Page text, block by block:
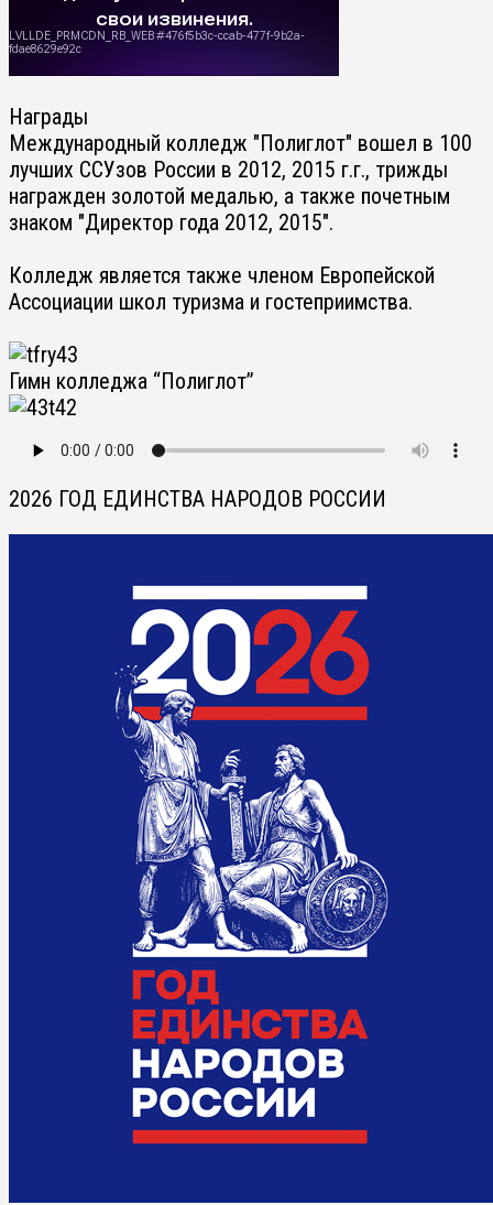
Награды
Международный колледж "Полиглот" вошел в 100
лучших ССУзов России в 2012, 2015 г.г., трижды
награжден золотой медалью, а также почетным
знаком "Директор года 2012, 2015".
Колледж является также членом Европейской
Ассоциации школ туризма и гостеприимства.
Гимн колледжа “Полиглот”
2026 ГОД ЕДИНСТВА НАРОДОВ РОССИИ